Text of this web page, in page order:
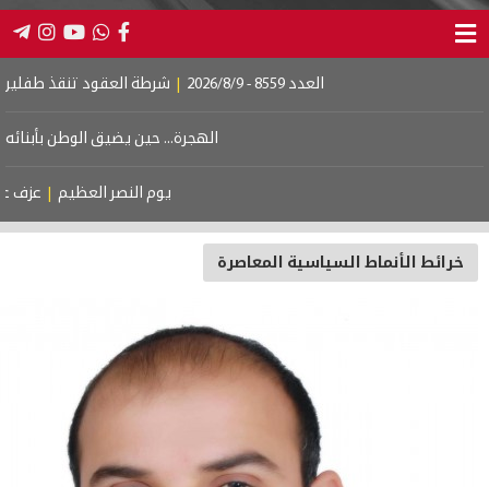
| شرطة العقود تنقذ طفلين من الغرق
الهجرة... حين يضيق الوطن بأبنائه |
يوم النصر العظيم | عزف على وتر
الأنماط السياسية المعاصرة